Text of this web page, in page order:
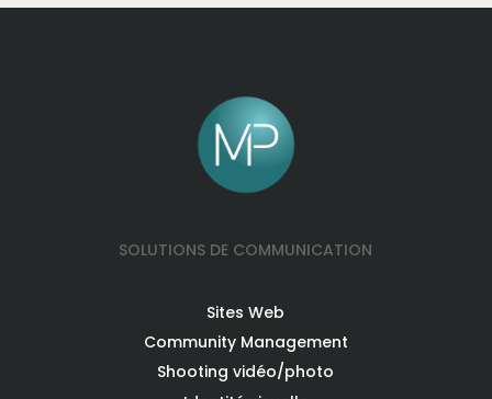
SOLUTIONS DE COMMUNICATION
Sites Web
Community Management
Shooting vidéo/photo